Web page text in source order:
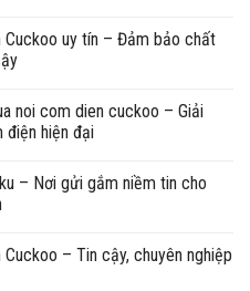
uy tín – Đảm bảo chất
noi com dien cuckoo – Giải
điện hiện đại
– Nơi gửi gắm niềm tin cho
– Tin cậy, chuyên nghiệp